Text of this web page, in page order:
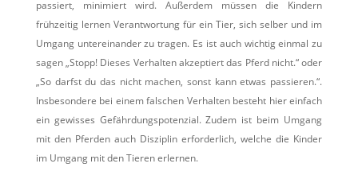
passiert, minimiert wird. Außerdem müssen die Kindern
frühzeitig lernen Verantwortung für ein Tier, sich selber und im
Umgang untereinander zu tragen. Es ist auch wichtig einmal zu
sagen „Stopp! Dieses Verhalten akzeptiert das Pferd nicht.“ oder
„So darfst du das nicht machen, sonst kann etwas passieren.“.
Insbesondere bei einem falschen Verhalten besteht hier einfach
ein gewisses Gefährdungspotenzial. Zudem ist beim Umgang
mit den Pferden auch Disziplin erforderlich, welche die Kinder
im Umgang mit den Tieren erlernen.